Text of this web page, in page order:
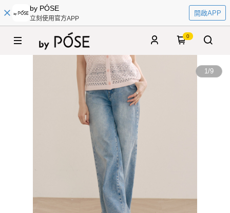
by PÓSE
立刻使用官方APP
開啟APP
0
1/9